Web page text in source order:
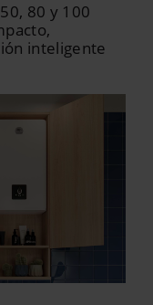
80 y 100
inteligente